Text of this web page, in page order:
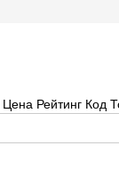
Цена Рейтинг Код